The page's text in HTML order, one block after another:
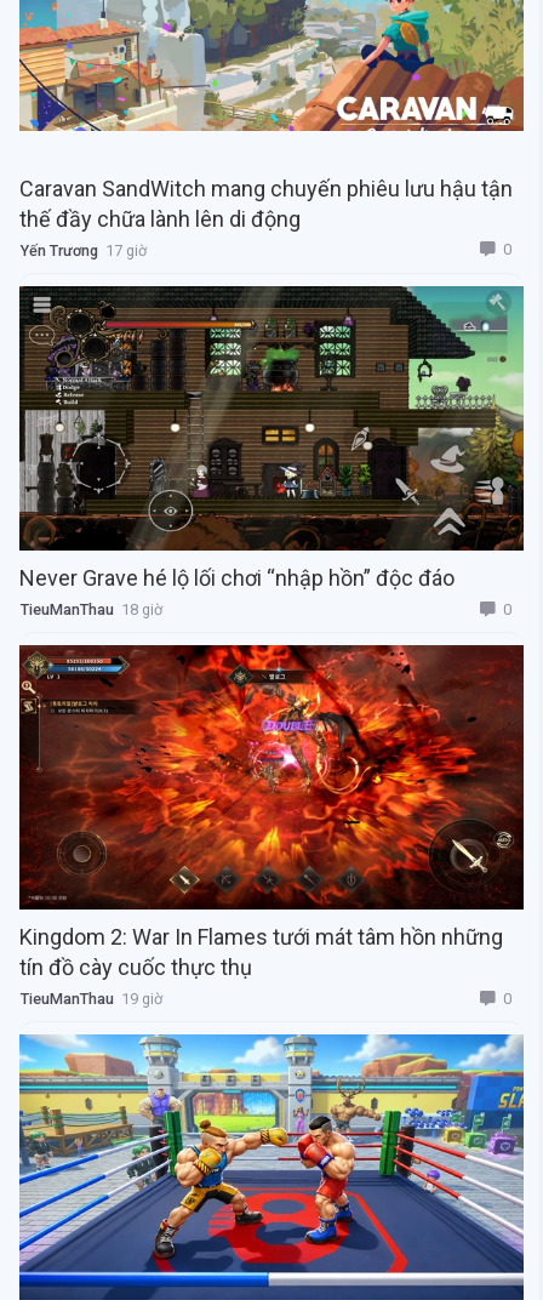
Caravan SandWitch mang chuyến phiêu lưu hậu tận
thế đầy chữa lành lên di động
Yến Trương 17 giờ 0
Never Grave hé lộ lối chơi “nhập hồn” độc đáo
TieuManThau 18 giờ 0
Kingdom 2: War In Flames tưới mát tâm hồn những
tín đồ cày cuốc thực thụ
TieuManThau 19 giờ 0